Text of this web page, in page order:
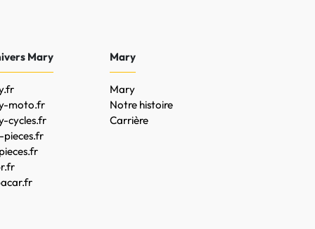
Mary
moto.fr
cycles.fr
pieces.fr
Mary
Mary
Notre histoire
Carrière